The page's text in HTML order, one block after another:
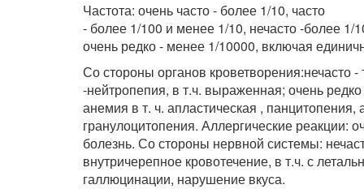
Частота: очень часто - более 1/10, часто
- более 1/100 и менее 1/10, нечасто -более
очень редко - менее 1/10000, включая
Со стороны органов кроветворения:нечасто
-нейтропепия, в т.ч. выраженная; очень
анемия в т. ч. апластическая ,
гранулоцитопения. Аллергические реакции:
болезнь. Со стороны нервной системы:
внутричерепное кровотечение, в т.ч. с
галлюцинации, нарушение вкуса.